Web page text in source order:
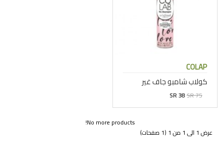
COLAP
كولاب شامبو جاف غير
SR 38SR 75
No more products!
عرض 1 الى 1 من 1 (1 صفحات)